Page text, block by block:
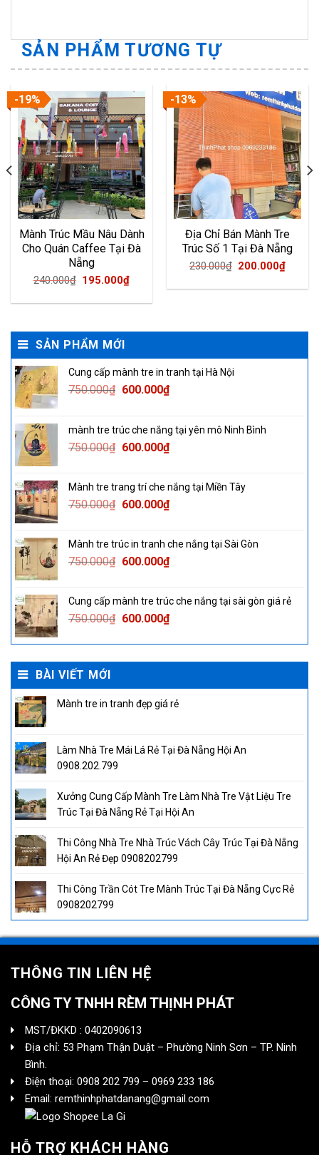
SẢN PHẨM MỚI
Cung cấp mành tre in tranh tại Hà Nội
750.000₫ Original
750.000₫.
600.000₫Current
600.000₫.
mành tre trúc che nắng tại yên mô Ninh Bình
750.000₫ Original
750.000₫.
600.000₫Current
600.000₫.
Mành tre trang trí che nắng tại Miền Tây
750.000₫ Original
750.000₫.
600.000₫Current
600.000₫.
Mành tre trúc in tranh che nắng tại Sài Gòn
750.000₫ Original
750.000₫.
600.000₫Current
600.000₫.
Cung cấp mành tre trúc che nắng tại sài gòn giá rẻ
750.000₫ Original
was:
750.000₫.
600.000₫Current
is:
600.000₫.
BÀI VIẾT MỚI
Mành tre in tranh đẹp giá rẻ
Làm Nhà Tre Mái Lá Rẻ Tại Đà Nẵng Hội An
0908.202.799
Xưởng Cung Cấp Mành Tre Làm Nhà Tre Vật Liệu Tre
Trúc Tại Đà Nẵng Rẻ Tại Hội An
Thi Công Nhà Tre Nhà Trúc Vách Cây Trúc Tại Đà Nẵng
Hội An Rẻ Đẹp 0908202799
Thi Công Trần Cót Tre Mành Trúc Tại Đà Nẵng Cực Rẻ
0908202799
SẢN PHẨM TƯƠNG TỰ
-19%
Mành Trúc Mầu Nâu Dành
Cho Quán Caffee Tại Đà
Nẵng
240.000₫ Original
240.000₫.
195.000₫Current
195.000₫.
-13%
Địa Chỉ Bán Mành Tre
Trúc Số 1 Tại Đà Nẵng
230.000₫ Original
200.000₫
THÔNG TIN LIÊN HỆ
CÔNG TY TNHH RÈM THỊNH PHÁT
MST/ĐKKD : 0402090613
Địa chỉ: 53 Phạm Thận Duật – Phường Ninh Sơn – TP. Ninh
Bình.
Điện thoại: 0908 202 799 – 0969 233 186
Email: remthinhphatdanang@gmail.com
HỖ TRỢ KHÁCH HÀNG